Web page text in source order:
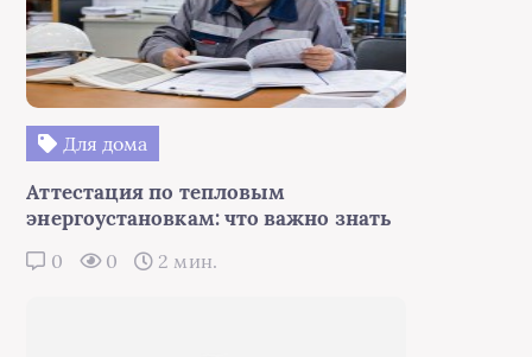
Для дома
Аттестация по тепловым
энергоустановкам: что важно знать
0 0 2 мин.